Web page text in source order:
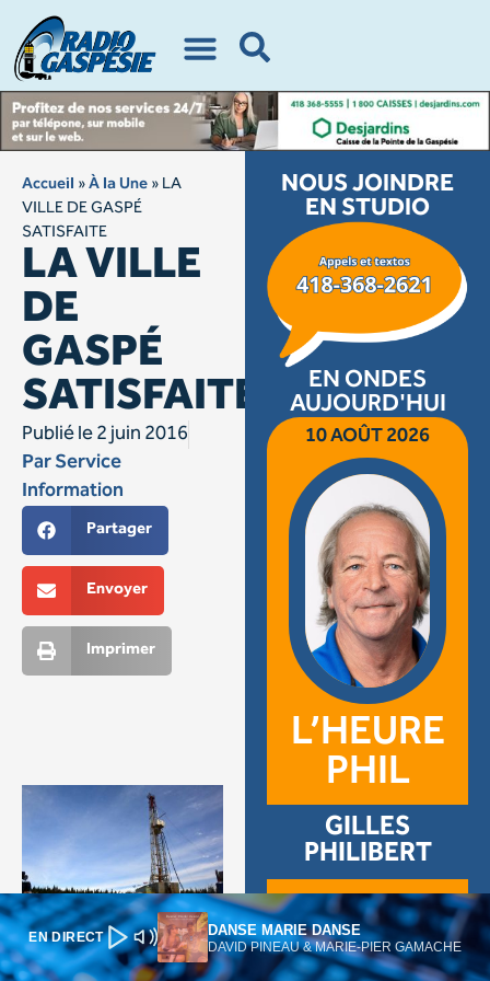
EN DIRECT DANSE MARIE DANSE
DAVID PINEAU & MARIE-PIER GAMACHE